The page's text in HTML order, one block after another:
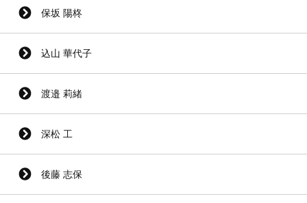
保坂 陽柊
込山 華代子
渡邉 莉緒
深松 工
後藤 志保